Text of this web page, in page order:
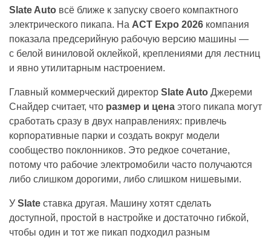
Slate Auto всё ближе к запуску своего компактного
электрического пикапа. На ACT Expo 2026 компания
показала предсерийную рабочую версию машины —
с белой виниловой оклейкой, креплениями для лестниц
и явно утилитарным настроением.
Главный коммерческий директор Slate Auto Джереми
Снайдер считает, что размер и цена этого пикапа могут
сработать сразу в двух направлениях: привлечь
корпоративные парки и создать вокруг модели
сообщество поклонников. Это редкое сочетание,
потому что рабочие электромобили часто получаются
либо слишком дорогими, либо слишком нишевыми.
У Slate ставка другая. Машину хотят сделать
доступной, простой в настройке и достаточно гибкой,
чтобы один и тот же пикап подходил разным